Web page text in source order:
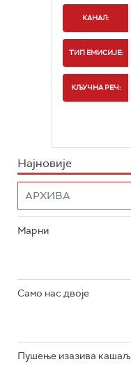
КАНАЛ:
ТИП ЕМИСИЈЕ:
КЉУЧНА РЕЧ:
Најновије
Марни
Само нас двоје
Пушење изазива кашаљ